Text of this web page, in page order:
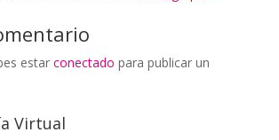
estar conectado para publicar un
Virtual